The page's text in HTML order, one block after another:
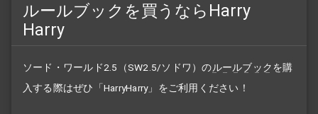
ルールブックを買うならHarry
Harry
ソード・ワールド2.5（SW2.5/ソドワ）のルールブックを購
入する際はぜひ「HarryHarry」をご利用ください！